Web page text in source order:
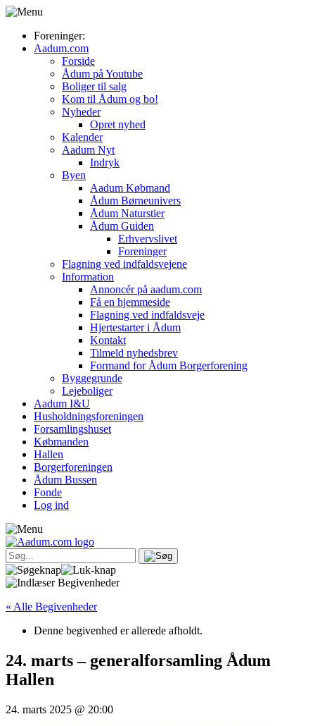
Foreninger:
Aadum.com
Forside
Ådum på Youtube
Boliger til salg
Kom til Ådum og bo!
Nyheder
Opret nyhed
Kalender
Aadum Nyt
Indryk
Byen
Aadum Købmand
Ådum Børneunivers
Ådum Naturstier
Ådum Guiden
Erhvervslivet
Foreninger
Flagning ved indfaldsvejene
Information
Annoncér på aadum.com
Få en hjemmeside
Flagning ved indfaldsveje
Hjertestarter i Ådum
Kontakt
Tilmeld nyhedsbrev
Formand for Ådum Borgerforening
Byggegrunde
Lejeboliger
Aadum I&U
Husholdningsforeningen
Forsamlingshuset
Købmanden
Hallen
Borgerforeningen
Ådum Bussen
Fonde
Log ind
« Alle Begivenheder
Denne begivenhed er allerede afholdt.
24. marts – generalforsamling Ådum
Hallen
24. marts 2025 @ 20:00